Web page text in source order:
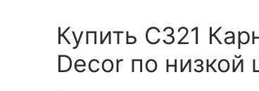
Купить C321
Decor по низкой